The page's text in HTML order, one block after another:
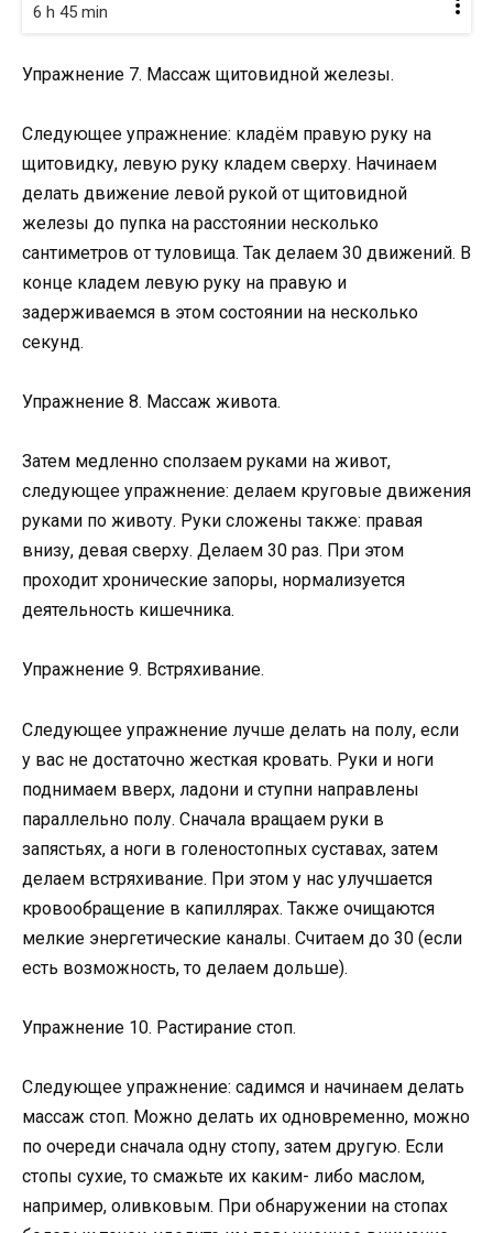
6 h 45 min
Упражнение 7. Массаж щитовидной железы.
Следующее упражнение: кладём правую руку на
щитовидку, левую руку кладем сверху. Начинаем
делать движение левой рукой от щитовидной
железы до пупка на расстоянии несколько
сантиметров от туловища. Так делаем 30 движений. В
конце кладем левую руку на правую и
задерживаемся в этом состоянии на несколько
секунд.
Упражнение 8. Массаж живота.
Затем медленно сползаем руками на живот,
следующее упражнение: делаем круговые движения
руками по животу. Руки сложены также: правая
внизу, девая сверху. Делаем 30 раз. При этом
проходит хронические запоры, нормализуется
деятельность кишечника.
Упражнение 9. Встряхивание.
Следующее упражнение лучше делать на полу, если
у вас не достаточно жесткая кровать. Руки и ноги
поднимаем вверх, ладони и ступни направлены
параллельно полу. Сначала вращаем руки в
запястьях, а ноги в голеностопных суставах, затем
делаем встряхивание. При этом у нас улучшается
кровообращение в капиллярах. Также очищаются
мелкие энергетические каналы. Считаем до 30 (если
есть возможность, то делаем дольше).
Упражнение 10. Растирание стоп.
Следующее упражнение: садимся и начинаем делать
массаж стоп. Можно делать их одновременно, можно
по очереди сначала одну стопу, затем другую. Если
стопы сухие, то смажьте их каким- либо маслом,
например, оливковым. При обнаружении на стопах